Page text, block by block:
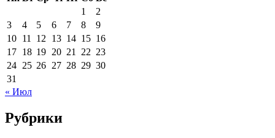
1
2
3
4 5 6 7 8
9
10 11 12 13 14 15 16
17 18 19 20 21 22 23
24 25 26 27 28 29 30
31
« Июл
Рубрики